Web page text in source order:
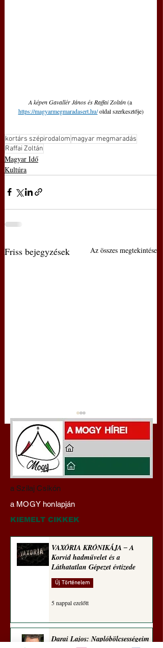
A képen Gavallér János és Raffai Zoltán (a
https://magyarmegmaradasert.hu/ oldal szerkesztője)
kortárs szépirodalom magyar megmaradás
Raffai Zoltán
Magyar Idő
Kultúra
Friss bejegyzések Az összes megtekintése
Darai Lajos:
Naplóbölcsességeim
(2026)
a Szilaj Csikón
a MOGY honlapján
KIEMELT CIKKEK
VAXÓRIA KRÓNIKÁJA ‒ A
Korvid hadművelet és a
Láthatatlan Gépezet évtizede
Új Történelem
5 nappal ezelőtt
Darai Lajos: Naplóbölcsességeim